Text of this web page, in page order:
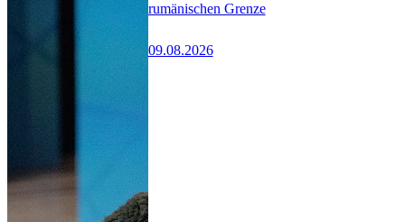
rumänischen Grenze
09.08.2026